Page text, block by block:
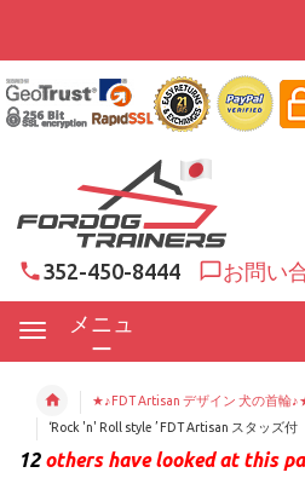
352-450-8444 お問い
メニュ
ー
★♪FDT Artisan デザイン 犬の首輪
‘Rock 'n' Roll style ’ FDT Artisan スタッ
12others have looked at this